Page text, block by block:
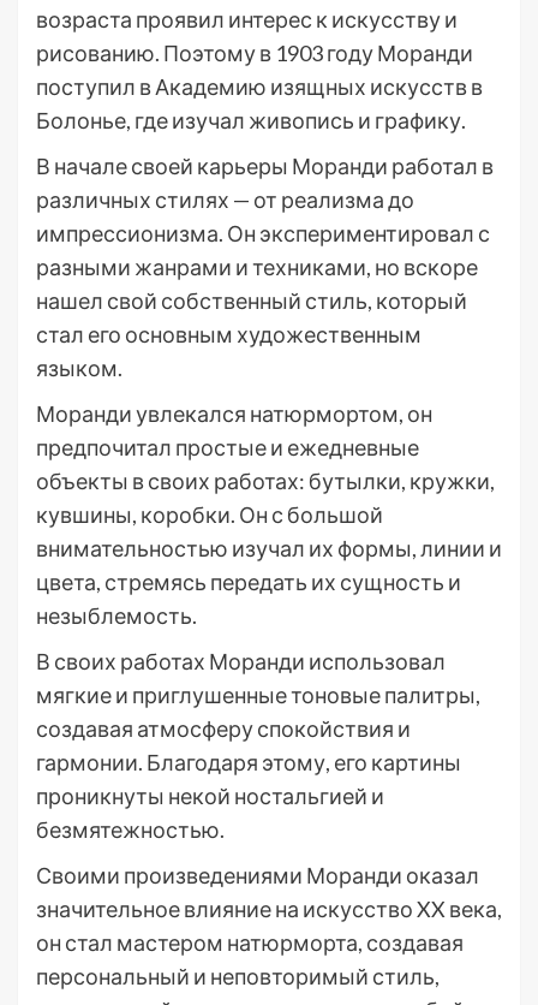
возраста проявил интерес к искусству и
рисованию. Поэтому в 1903 году Моранди
поступил в Академию изящных искусств в
Болонье, где изучал живопись и графику.
В начале своей карьеры Моранди работал в
различных стилях — от реализма до
импрессионизма. Он экспериментировал с
разными жанрами и техниками, но вскоре
нашел свой собственный стиль, который
стал его основным художественным
языком.
Моранди увлекался натюрмортом, он
предпочитал простые и ежедневные
объекты в своих работах: бутылки, кружки,
кувшины, коробки. Он с большой
внимательностью изучал их формы, линии и
цвета, стремясь передать их сущность и
незыблемость.
В своих работах Моранди использовал
мягкие и приглушенные тоновые палитры,
создавая атмосферу спокойствия и
гармонии. Благодаря этому, его картины
проникнуты некой ностальгией и
безмятежностью.
Своими произведениями Моранди оказал
значительное влияние на искусство XX века,
он стал мастером натюрморта, создавая
персональный и неповторимый стиль,